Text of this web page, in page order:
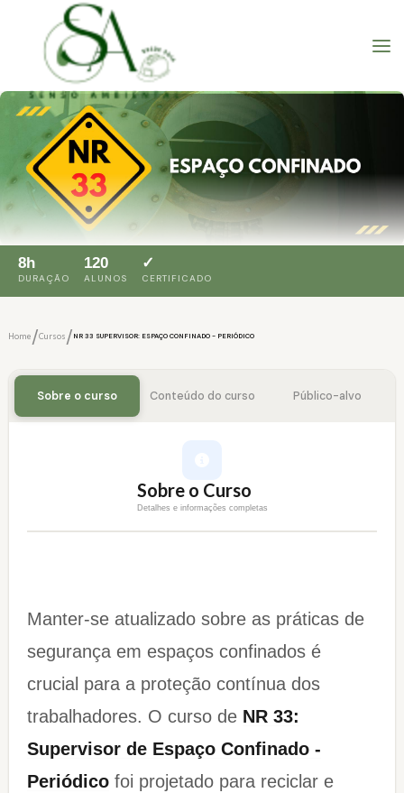
8h
DURAÇÃO
120
ALUNOS
✓
CERTIFICADO
Home/Cursos/ NR 33 SUPERVISOR: ESPAÇO CONFINADO - PERIÓDICO
Sobre o curso Conteúdo do curso Público-alvo
Sobre o Curso
Detalhes e informações completas
Manter-se atualizado sobre as práticas de
segurança em espaços confinados é
crucial para a proteção contínua dos
trabalhadores. O curso de NR 33:
Supervisor de Espaço Confinado -
Periódico foi projetado para reciclar e